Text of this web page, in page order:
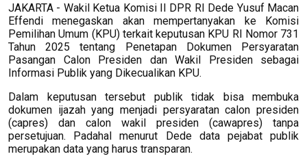
JAKARTA - Wakil Ketua Komisi II DPR RI Dede Yusuf Macan
Effendi menegaskan akan mempertanyakan ke Komisi
Pemilihan Umum (KPU) terkait keputusan KPU RI Nomor 731
Tahun 2025 tentang Penetapan Dokumen Persyaratan
Pasangan Calon Presiden dan Wakil Presiden sebagai
Informasi Publik yang Dikecualikan KPU.
Dalam keputusan tersebut publik tidak bisa membuka
dokumen ijazah yang menjadi persyaratan calon presiden
(capres) dan calon wakil presiden (cawapres) tanpa
persetujuan. Padahal menurut Dede data pejabat publik
merupakan data yang harus transparan.